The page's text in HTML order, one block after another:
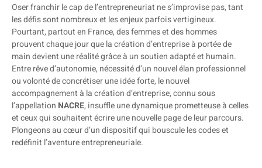
Oser franchir le cap de l’entrepreneuriat ne s’improvise pas, tant
les défis sont nombreux et les enjeux parfois vertigineux.
Pourtant, partout en France, des femmes et des hommes
prouvent chaque jour que la création d’entreprise à portée de
main devient une réalité grâce à un soutien adapté et humain.
Entre rêve d’autonomie, nécessité d’un nouvel élan professionnel
ou volonté de concrétiser une idée forte, le nouvel
accompagnement à la création d’entreprise, connu sous
l’appellation NACRE, insuffle une dynamique prometteuse à celles
et ceux qui souhaitent écrire une nouvelle page de leur parcours.
Plongeons au cœur d’un dispositif qui bouscule les codes et
redéfinit l’aventure entrepreneuriale.